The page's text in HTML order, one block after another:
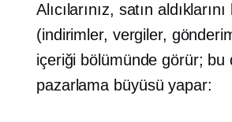
Alıcılarınız, satın
(indirimler, vergiler,
içeriği bölümünde görür;
pazarlama büyüsü yapar: